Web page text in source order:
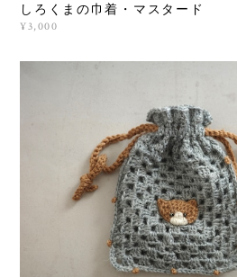
しろくまの巾着・マスタード
¥3,000